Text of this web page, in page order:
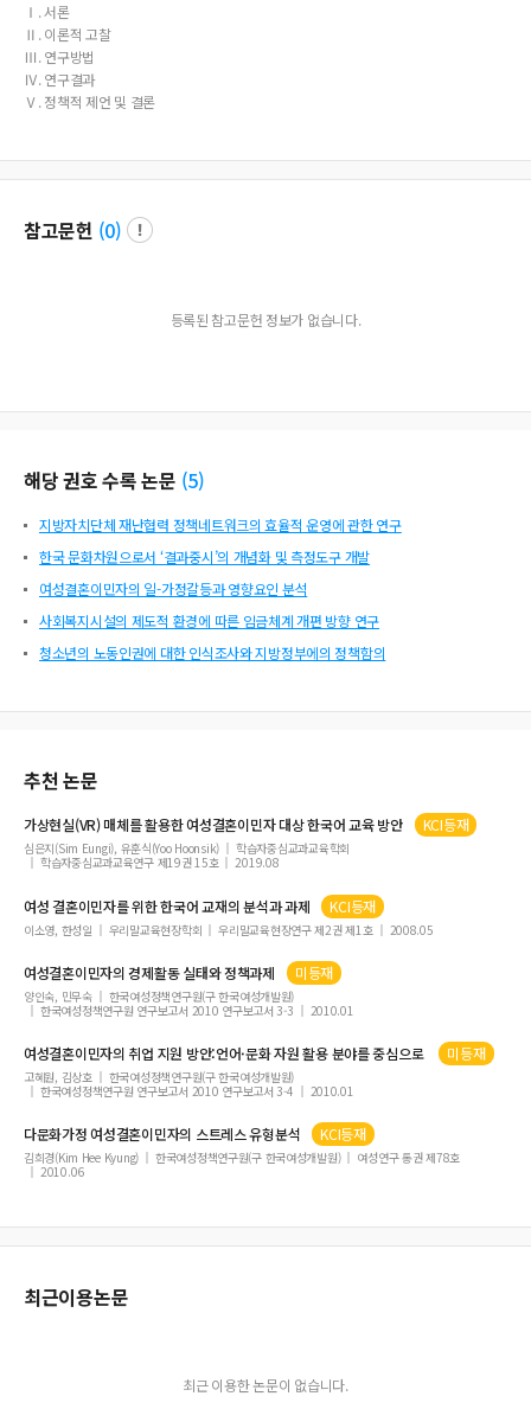
Ⅰ. 서론
Ⅱ. 이론적 고찰
Ⅲ. 연구방법
Ⅳ. 연구결과
Ⅴ. 정책적 제언 및 결론
참고문헌 (0)
등록된 참고문헌 정보가 없습니다.
해당 권호 수록 논문 (5)
지방자치단체 재난협력 정책네트워크의 효율적 운영에 관한 연구
한국 문화차원으로서 ‘결과중시’의 개념화 및 측정도구 개발
여성결혼이민자의 일-가정갈등과 영향요인 분석
사회복지시설의 제도적 환경에 따른 임금체계 개편 방향 연구
청소년의 노동인권에 대한 인식조사와 지방정부에의 정책함의
추천 논문
가상현실(VR) 매체를 활용한여성결혼이민자대상 한국어 교육 방안 KCI등재
심은지(Sim Eungi), 유훈식(Yoo Hoonsik)
학습자중심교과교육학회
학습자중심교과교육연구 제19권 15호
2019.08
여성결혼이민자를 위한 한국어 교재의 분석과 과제 KCI등재
이소영, 한성일 우리말교육현장학회 우리말교육현장연구 제2권 제1호 2008.05
여성결혼이민자의 경제활동 실태와 정책과제 미등재
양인숙, 민무숙
한국여성정책연구원(구 한국여성개발원)
한국여성정책연구원 연구보고서 2010 연구보고서 3-3
2010.01
여성결혼이민자의 취업 지원 방안:언어·문화 자원 활용 분야를 중심으로 미등재
고혜원, 김상호
한국여성정책연구원(구 한국여성개발원)
한국여성정책연구원 연구보고서 2010 연구보고서 3-4
2010.01
다문화가정여성결혼이민자의 스트레스 유형분석 KCI등재
김희경(Kim Hee Kyung) 한국여성정책연구원(구 한국여성개발원)
여성연구 통권 제78호
2010.06
최근이용논문
최근 이용한 논문이 없습니다.